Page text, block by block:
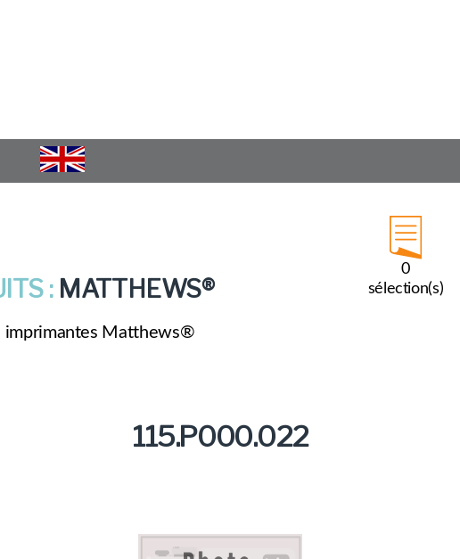
0
sélection(s)
: MATTHEWS®
imprimantes Matthews®
115.P000.022